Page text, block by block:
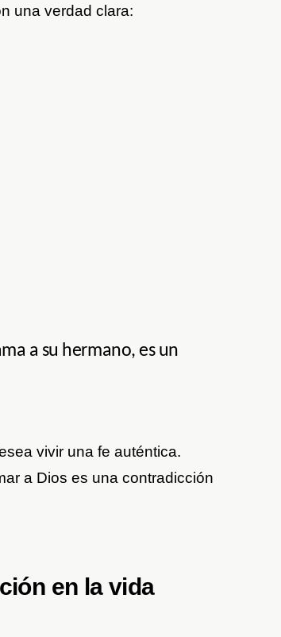
una verdad clara:
a su hermano, es un
vivir una fe auténtica.
a Dios es una contradicción
en la vida